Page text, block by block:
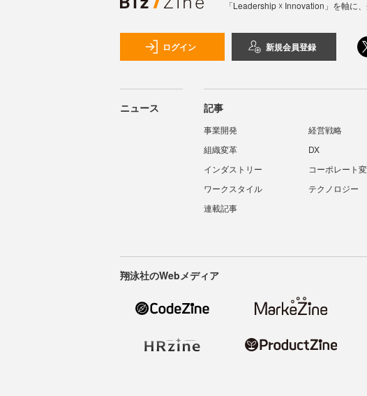
「Leadership ☓ Innovation」を軸に
ログイン 新規会員登録
ニュース 記事
事業開発
経営戦略
組織変革
DX
インダストリー
コーポレート
ワークスタイル
テクノロジー
連載記事
翔泳社のWebメディア